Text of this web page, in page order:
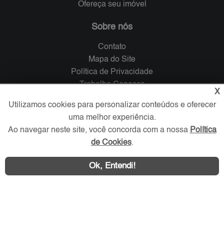
Ofereça seu imóvel
Sobre nós
Contato
Mapa do Site
Política de Privacidade
Trabalhe Conosco
Verificada por
Redes Sociais
X
Utilizamos cookies para personalizar conteúdos e oferecer
uma melhor experiência.
Ao navegar neste site, você concorda com a nossa Política
de Cookies.
Ok, Entendi!